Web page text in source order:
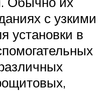
с узкими
установки в